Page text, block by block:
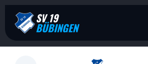
SV 19
BÜBINGEN